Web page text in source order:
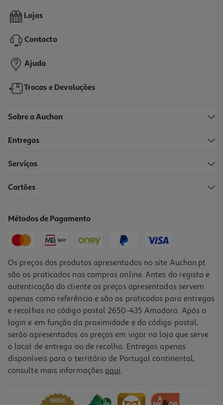
Conjunto De 10 Esferográficas Auchan Neon
Price reduced from
2,79 €to
2,29 €
-45%
Price reduced from
1,79 €to
Promoção
-33%
Esferográfica Auchan 1mm Azul 10 Unidades
Price reduced from
Lojas
Contacto
Ajuda
Trocas e Devoluções
Sobre a Auchan
Entregas
Serviços
Cartões
Métodos de Pagamento
Os preços dos produtos apresentados no site Auchan.pt
são os praticados nas compras online. Antes do registo e
autenticação do cliente os preços apresentados servem
apenas como referência e são os praticados para entregas
e recolhas no código postal 2650-435 Amadora. Após o
login e em função da proximidade e do código postal,
serão apresentados os preços em vigor na loja que serve
o local de entrega ou de recolha. Entregas apenas
disponíveis para o território de Portugal continental,
consulte mais informações aqui.